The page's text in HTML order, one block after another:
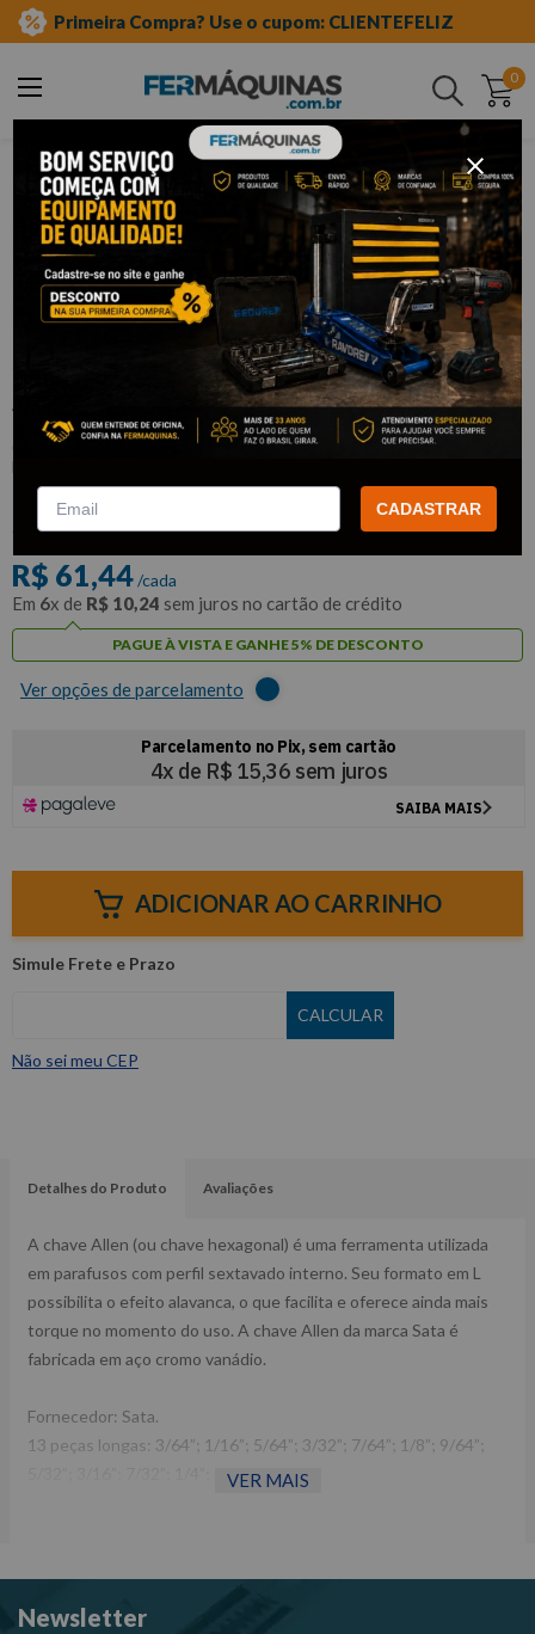
Primeira Compra? Use o cupom: CLIENTEFELIZ
0
Buscar
ferramentas manuais
jogo de chave allen
curta
Jogo de Chave Allen (25 Pçs) - SATA
ST09120SJ
R$58
com5% de descontono PIX ou Boleto
R$ 61,44/cada
Em 6x de R$ 10,24 sem juros no cartão de crédito
PAGUE À VISTA E GANHE 5% DE DESCONTO
Ver opções de parcelamento
ADICIONAR AO CARRINHO
Não sei meu CEP
Detalhes do Produto Avaliações
A chave Allen (ou chave hexagonal) é uma ferramenta utilizada
em parafusos com perfil sextavado interno. Seu formato em L
possibilita o efeito alavanca, o que facilita e oferece ainda mais
torque no momento do uso. A chave Allen da marca Sata é
fabricada em aço cromo vanádio.
Fornecedor: Sata.
13 peças longas: 3/64”; 1/16”; 5/64”; 3/32”; 7/64”; 1/8”; 9/64”;
5/32”; 3/16”; 7/32”; 1/4”; 5/16”; 3/8”.
VER MAIS
Newsletter
CADASTRAR